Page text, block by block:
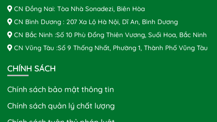
CN Đồng Nai: Tòa Nhà Sonadezi, Biên Hòa
CN Bình Dương : 207 Xa Lộ Hà Nội, Dĩ An, Bình Dương
CN Bắc Ninh :Số 10 Phù Đổng Thiên Vương, Suối Hoa, Bắc Ninh
CN Vũng Tàu :Số 9 Thống Nhất, Phường 1, Thành Phố Vũng Tàu
CHÍNH SÁCH
Chính sách bảo mật thông tin
Chính sách quản lý chất lượng